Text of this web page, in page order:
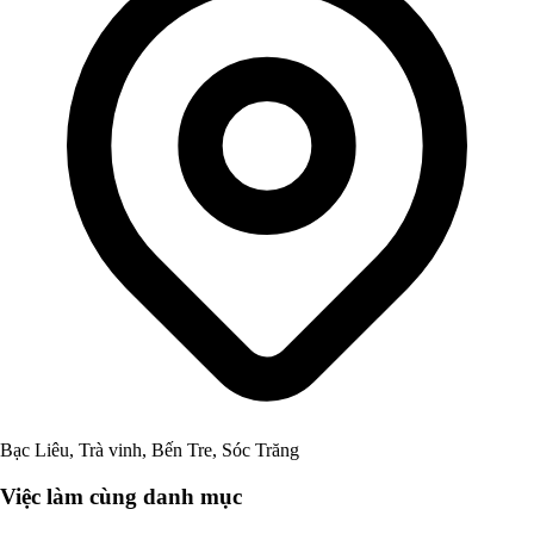
Bạc Liêu, Trà vinh, Bến Tre, Sóc Trăng
Việc làm cùng danh mục